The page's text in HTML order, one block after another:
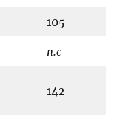
105
n.c
142